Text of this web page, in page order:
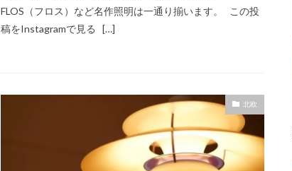
FLOS（フロス）など名作照明は一通り揃います。 この投
稿をInstagramで見る […]
北欧